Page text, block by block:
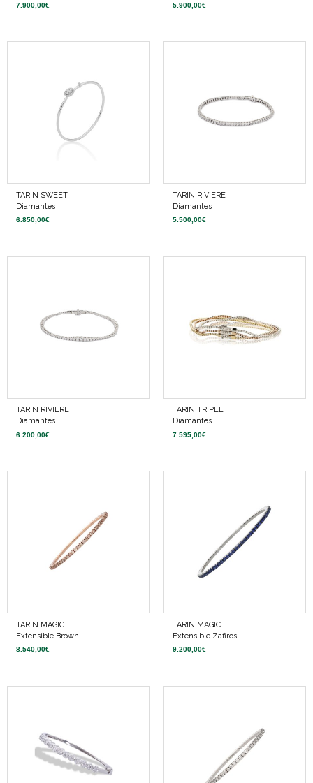
7.900,00€ 5.900,00€
TARIN SWEET
Diamantes
6.850,00€
TARIN RIVIERE
Diamantes
5.500,00€
TARIN RIVIERE
Diamantes
6.200,00€
TARIN TRIPLE
Diamantes
7.595,00€
TARIN MAGIC
Extensible Brown
8.540,00€
TARIN MAGIC
Extensible Zafiros
9.200,00€